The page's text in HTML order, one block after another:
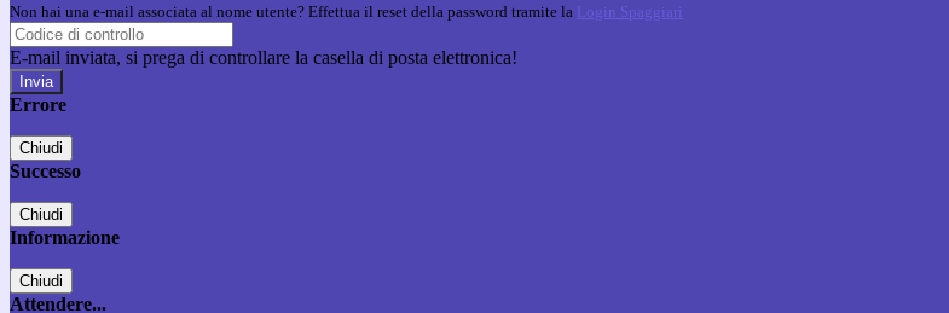
Non hai una e-mail associata al nome utente? Effettua il reset della password tramite la Login Spaggiari
E-mail inviata, si prega di controllare la casella di posta elettronica!
Errore
Chiudi
Successo
Chiudi
Informazione
Chiudi
Attendere...